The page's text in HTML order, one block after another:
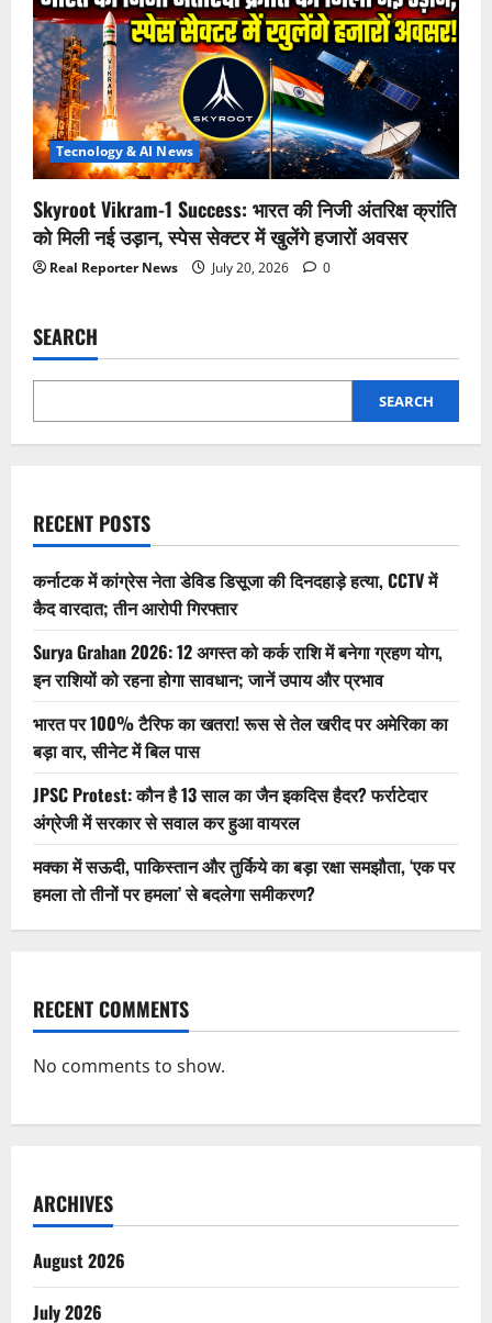
Tecnology & AI News
Skyroot Vikram-1 Success: भारत की निजी अंतरिक्ष क्रांति
को मिली नई उड़ान, स्पेस सेक्टर में खुलेंगे हजारों अवसर
Real Reporter News July 20, 2026 0
SEARCH
SEARCH
RECENT POSTS
कर्नाटक में कांग्रेस नेता डेविड डिसूजा की दिनदहाड़े हत्या, CCTV में
कैद वारदात; तीन आरोपी गिरफ्तार
Surya Grahan 2026: 12 अगस्त को कर्क राशि में बनेगा ग्रहण योग,
इन राशियों को रहना होगा सावधान; जानें उपाय और प्रभाव
भारत पर 100% टैरिफ का खतरा! रूस से तेल खरीद पर अमेरिका का
बड़ा वार, सीनेट में बिल पास
JPSC Protest: कौन है 13 साल का जैन इकदिस हैदर? फर्राटेदार
अंग्रेजी में सरकार से सवाल कर हुआ वायरल
मक्का में सऊदी, पाकिस्तान और तुर्किये का बड़ा रक्षा समझौता, ‘एक पर
हमला तो तीनों पर हमला’ से बदलेगा समीकरण?
RECENT COMMENTS
No comments to show.
ARCHIVES
August 2026
July 2026